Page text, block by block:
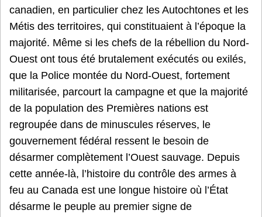
canadien, en particulier chez les Autochtones et les
Métis des territoires, qui constituaient à l’époque la
majorité. Même si les chefs de la rébellion du Nord-
Ouest ont tous été brutalement exécutés ou exilés,
que la Police montée du Nord-Ouest, fortement
militarisée, parcourt la campagne et que la majorité
de la population des Premières nations est
regroupée dans de minuscules réserves, le
gouvernement fédéral ressent le besoin de
désarmer complètement l’Ouest sauvage. Depuis
cette année-là, l’histoire du contrôle des armes à
feu au Canada est une longue histoire où l’État
désarme le peuple au premier signe de